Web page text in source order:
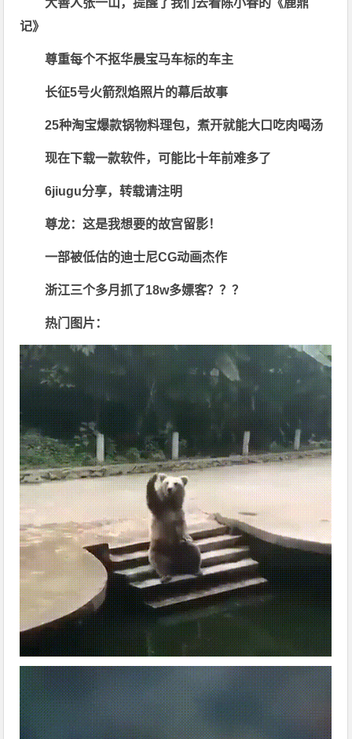
大善人张一山，提醒了我们去看陈小春的《鹿鼎
记》
尊重每个不抠华晨宝马车标的车主
长征5号火箭烈焰照片的幕后故事
25种淘宝爆款锅物料理包，煮开就能大口吃肉喝汤
现在下载一款软件，可能比十年前难多了
6jiugu分享，转载请注明
尊龙：这是我想要的故宫留影！
一部被低估的迪士尼CG动画杰作
浙江三个多月抓了18w多嫖客？？？
热门图片：